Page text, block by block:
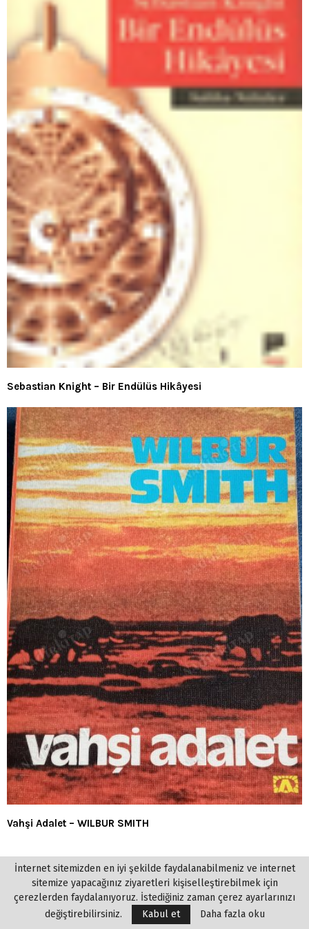
Sebastian Knight – Bir Endülüs Hikâyesi
Vahşi Adalet – WILBUR SMITH
İnternet sitemizden en iyi şekilde faydalanabilmeniz ve internet
sitemize yapacağınız ziyaretleri kişiselleştirebilmek için
çerezlerden faydalanıyoruz. İstediğiniz zaman çerez ayarlarınızı
değiştirebilirsiniz.
Kabul et Daha fazla oku